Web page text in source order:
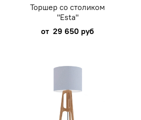
Торшер со столиком
"Esta"
от 29 650 руб